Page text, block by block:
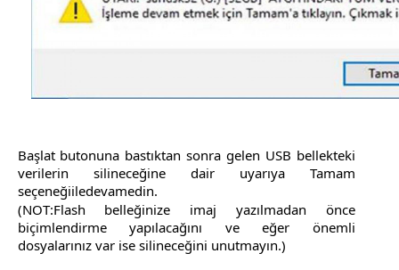
Başlat butonuna bastıktan sonra gelen USB bellekteki
verilerin silineceğine dair uyarıya Tamam
seçeneğiiledevamedin.
(NOT:Flash belleğinize imaj yazılmadan önce
biçimlendirme yapılacağını ve eğer önemli
dosyalarınız var ise silineceğini unutmayın.)